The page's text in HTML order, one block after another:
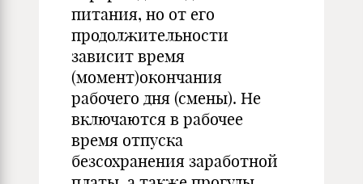
питания, но от его
продолжительности
зависит время
(момент)окончания
рабочего дня (смены). Не
включаются в рабочее
время отпуска
безсохранения заработной